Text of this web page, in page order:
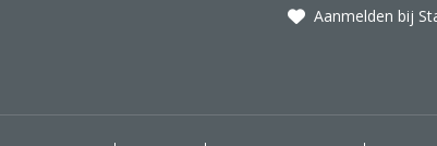
Aanmelden bij